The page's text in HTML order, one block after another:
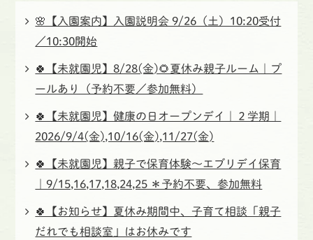
🌸【入園案内】入園説明会 9/26（土）10:20受付
／10:30開始
🍀【未就園児】8/28(金)🌻夏休み親子ルーム｜プ
ールあり（予約不要／参加無料）
🍀【未就園児】健康の日オープンデイ｜２学期｜
2026/9/4(金),10/16(金),11/27(金)
🍀【未就園児】親子で保育体験〜エブリデイ保育
｜9/15,16,17,18,24,25 ＊予約不要、参加無料
🍀【お知らせ】夏休み期間中、子育て相談「親子
だれでも相談室」はお休みです